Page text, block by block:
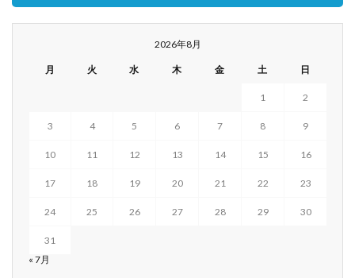
2026年8月
月 火 水 木 金 土 日
1 2
3 4 5 6 7 8 9
10 11 12 13 14 15 16
17 18 19 20 21 22 23
24 25 26 27 28 29 30
31
« 7月